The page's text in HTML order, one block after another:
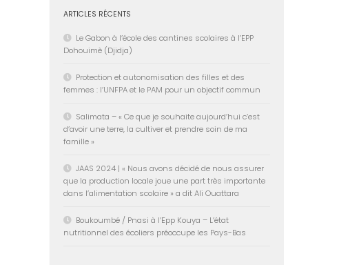
ARTICLES RÉCENTS
Le Gabon à l’école des cantines scolaires à l’EPP
Dohouimè (Djidja)
Protection et autonomisation des filles et des
femmes : l’UNFPA et le PAM pour un objectif commun
Salimata – « Ce que je souhaite aujourd’hui c’est
d’avoir une terre, la cultiver et prendre soin de ma
famille »
JAAS 2024 | « Nous avons décidé de nous assurer
que la production locale joue une part très importante
dans l’alimentation scolaire » a dit Ali Ouattara
Boukoumbé / Pnasi à l’Epp Kouya – L’état
nutritionnel des écoliers préoccupe les Pays-Bas